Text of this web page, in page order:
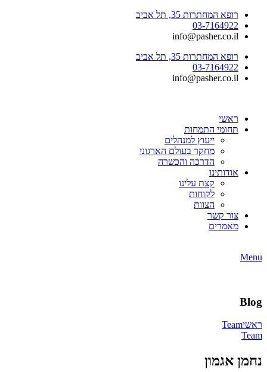
רופא המחתרות 35, תל אביב
03-7164922
info@pasher.co.il
רופא המחתרות 35, תל אביב
03-7164922
info@pasher.co.il
ראשי
תחומי התמחות
ייעוץ למנהלים
מחקר בעולם הארגוני
הדרכה והכשרה
אודותינו
קצת עלינו
לקוחות
הצוות
צור קשר
מאמרים
Menu
Blog
ראשיTeam
Team
נחמן אגמון